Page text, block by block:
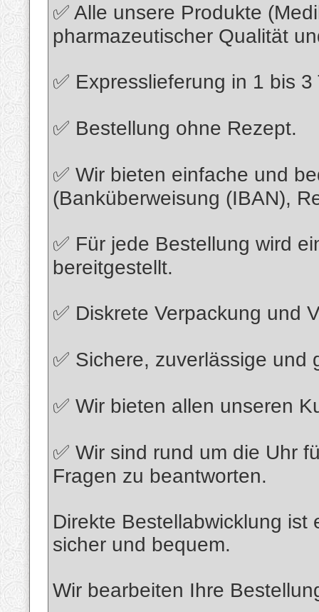
✅ Alle unsere Produkte
pharmazeutischer Qualität
✅ Expresslieferung in 1 bis 3
✅ Bestellung ohne Rezept.
✅ Wir bieten einfache und
(Banküberweisung (IBAN),
✅ Für jede Bestellung wird
bereitgestellt.
✅ Diskrete Verpackung und
✅ Sichere, zuverlässige und
✅ Wir bieten allen unseren
✅ Wir sind rund um die Uhr
Fragen zu beantworten.
Direkte Bestellabwicklung
sicher und bequem.
Wir bearbeiten Ihre